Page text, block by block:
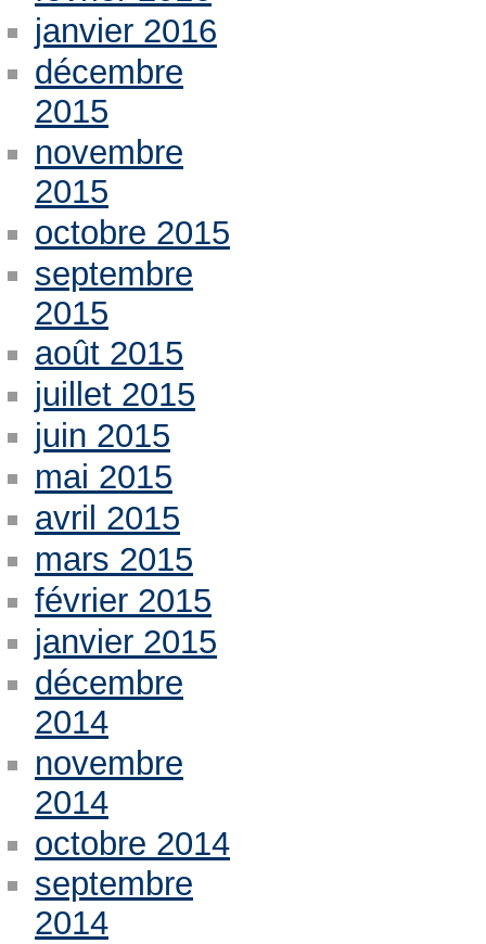
janvier 2016
décembre
2015
novembre
2015
octobre 2015
septembre
2015
août 2015
juillet 2015
juin 2015
mai 2015
avril 2015
mars 2015
février 2015
janvier 2015
décembre
2014
novembre
2014
octobre 2014
septembre
2014